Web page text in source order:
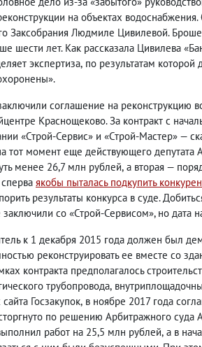
на объектах
Заксобрания Людмиле Цивилевой.
шести лет. Как рассказала Цивилева
экспертиза, по результатам которой
соглашение на реконструкцию
Краснощеково. За контракт с
«Строй-Сервис» и «Строй-Мастер» —
тот момент еще действующего
менее 26,7 млн рублей, а вторая —
якобы пыталась подкупить
результаты конкурса в суде.
со «Строй-Сервисом», но дата
к 1 декабря 2015 года должен был
реконструировать ее вместе со
контракта предполагалось
трубопровода,
Госзакупок, в ноябре 2017 года
по решению Арбитражного суда
работ на 25,5 млн рублей, а в